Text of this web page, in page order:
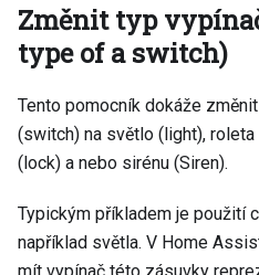
Změnit typ
type of a switch)
Tento pomocník dokáže
(switch) na světlo (light),
(lock) a nebo sirénu (Siren).
Typickým příkladem je použití
například světla. V Home